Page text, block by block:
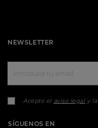
NEWSLETTER
Acepto el aviso legaly la
SÍGUENOS EN